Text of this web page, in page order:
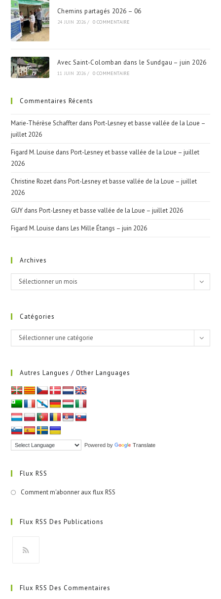
Chemins partagés 2026 – 06
24 JUIN 2026 / 0 COMMENTAIRE
Avec Saint-Colomban dans le Sundgau – juin 2026
11 JUIN 2026 / 0 COMMENTAIRE
Commentaires Récents
Marie-Thérèse Schaffter dansPort-Lesney et basse vallée de la Loue –
juillet 2026
Figard M. Louise dansPort-Lesney et basse vallée de la Loue – juillet
2026
Christine Rozet dansPort-Lesney et basse vallée de la Loue – juillet
2026
GUY dansPort-Lesney et basse vallée de la Loue – juillet 2026
Figard M. Louise dansLes Mille Étangs – juin 2026
Archives
Archives
Sélectionner un mois
Catégories
Catégories
Sélectionner une catégorie
Autres Langues / Other Languages
Powered by Translate
Flux RSS
Comment m'abonner aux flux RSS
Flux RSS Des Publications
un
Flux RSS Des Commentaires